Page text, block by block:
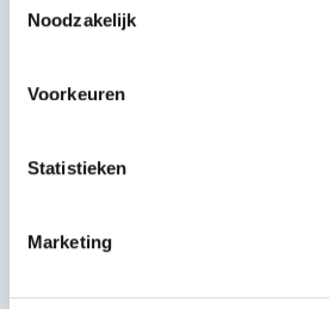
Noodzakelijk
Voorkeuren
Statistieken
Marketing
EAN
veiligheidsnormen